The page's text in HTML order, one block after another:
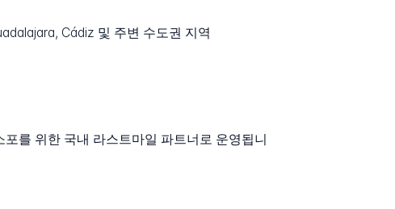
Cádiz 및 주변 수도권 지역
를 위한 국내 라스트마일 파트너로 운영됩니